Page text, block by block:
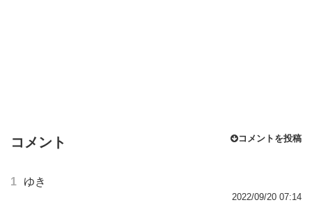
コメント コメントを投稿
1 ゆき
2022/09/20 07:14